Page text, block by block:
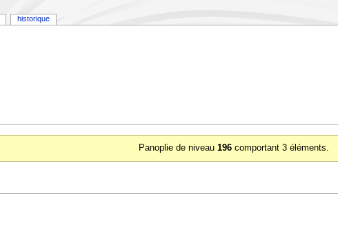
Panoplie de niveau196 comportant 3 éléments.
historique